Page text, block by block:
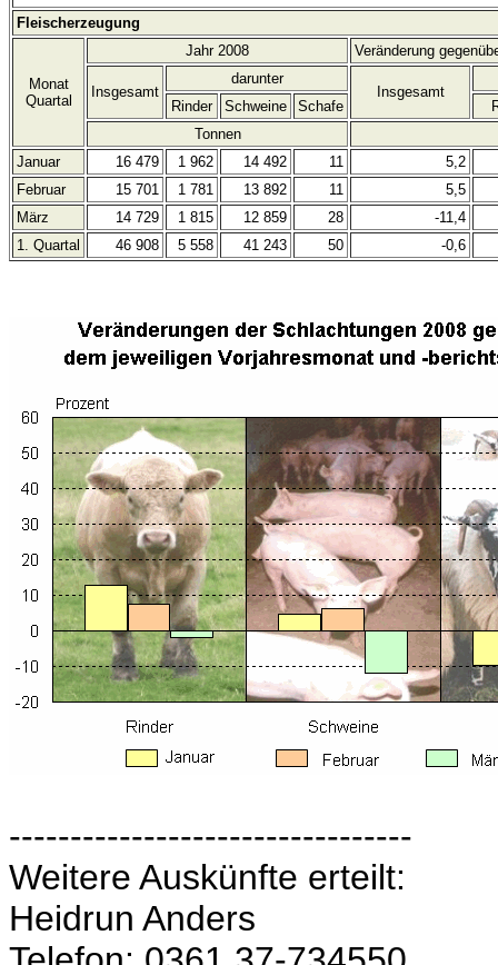
Fleischerzeugung
Monat
Quartal
Jahr 2008 Veränderung
Insgesamt
darunter
Insgesamt
Rinder
Schweine Schafe
Tonnen
Januar
16 479 1 962 14 492 11
5,2
Februar
15 701 1 781 13 892 11
5,5
März
14 729 1 815 12 859 28
-11,4
1. Quartal
46 908 5 558 41 243 50 -0,6
---------------------------------
Weitere Auskünfte erteilt:
Heidrun Anders